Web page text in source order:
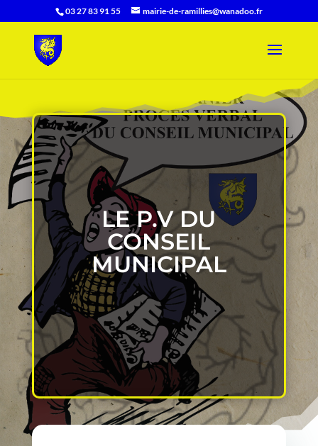
03 27 83 91 55 mairie-de-ramillies@wanadoo.fr
LE P.V DU
CONSEIL
MUNICIPAL